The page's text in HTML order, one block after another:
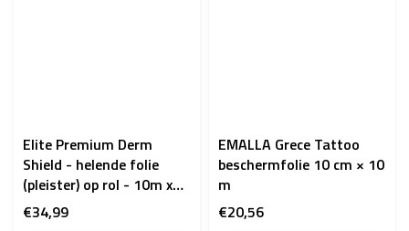
Elite Premium Derm
Shield - helende folie
(pleister) op rol - 10m x
25cm
€34,99
EMALLA Grece Tattoo
beschermfolie 10 cm × 10
m
€20,56